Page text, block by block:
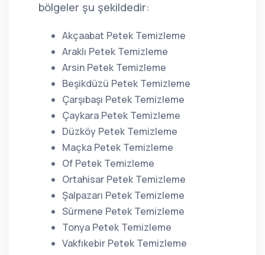
bölgeler şu şekildedir:
Akçaabat Petek Temizleme
Araklı Petek Temizleme
Arsin Petek Temizleme
Beşikdüzü Petek Temizleme
Çarşıbaşı Petek Temizleme
Çaykara Petek Temizleme
Düzköy Petek Temizleme
Maçka Petek Temizleme
Of Petek Temizleme
Ortahisar Petek Temizleme
Şalpazarı Petek Temizleme
Sürmene Petek Temizleme
Tonya Petek Temizleme
Vakfıkebir Petek Temizleme